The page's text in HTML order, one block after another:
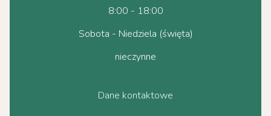
8:00 - 18:00
Sobota - Niedziela (święta)
nieczynne
Dane kontaktowe